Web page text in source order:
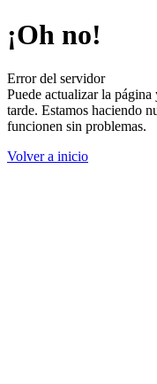
¡Oh no!
Error del servidor
Puede actualizar la
tarde. Estamos haciendo
funcionen sin problemas.
Volver a inicio